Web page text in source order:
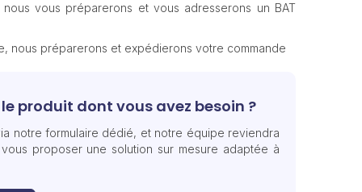
vous préparerons et vous adresserons un BAT
nous préparerons et expédierons votre commande
produit dont vous avez besoin ?
notre formulaire dédié, et notre équipe reviendra
proposer une solution sur mesure adaptée à